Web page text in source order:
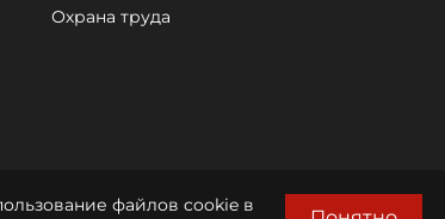
Охрана труда
файлов cookie в